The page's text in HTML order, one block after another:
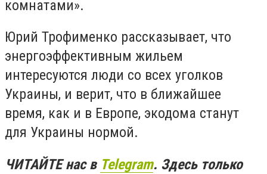
комнатами».
Юрий Трофименко рассказывает, что
энергоэффективным жильем
интересуются люди со всех уголков
Украины, и верит, что в ближайшее
время, как и в Европе, экодома станут
для Украины нормой.
ЧИТАЙТЕ нас в Telegram. Здесь только